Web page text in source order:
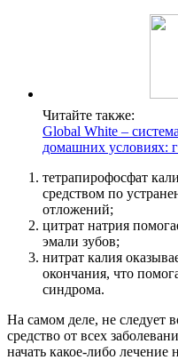
Читайте также:
Global White –
домашних условиях:
тетрапирофосфат
средством по
отложений;
цитрат натрия
эмали зубов;
нитрат калия
окончания, что
синдрома.
На самом деле, не следует
средство от всех
начать какое-либо